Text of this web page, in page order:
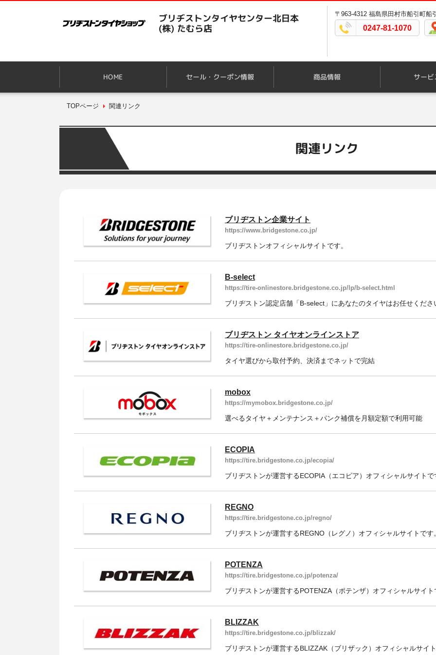
ブリヂストンタイヤセンター北日本
(株) たむら店
〒963-4312 福島県田村市船引町船
0247-81-1070
HOME セール・クーポン情報 商品情報 サー
TOPページ 関連リンク
関連リンク
ブリヂストン企業サイト
https://www.bridgestone.co.jp/
ブリヂストンオフィシャルサイトです。
B-select
https://tire-onlinestore.bridgestone.co.jp/lp/b-select.html
ブリヂストン認定店舗「B-select」にあなたのタイヤはお任せくださ
ブリヂストン タイヤオンラインストア
https://tire-onlinestore.bridgestone.co.jp/
タイヤ選びから取付予約、決済までネットで完結
mobox
https://mymobox.bridgestone.co.jp/
選べるタイヤ＋メンテナンス＋パンク補償を月額定額で利用可能
ECOPIA
https://tire.bridgestone.co.jp/ecopia/
ブリヂストンが運営するECOPIA（エコピア）オフィシャルサイトで
REGNO
https://tire.bridgestone.co.jp/regno/
ブリヂストンが運営するREGNO（レグノ）オフィシャルサイトです
POTENZA
https://tire.bridgestone.co.jp/potenza/
ブリヂストンが運営するPOTENZA（ポテンザ）オフィシャルサイト
BLIZZAK
https://tire.bridgestone.co.jp/blizzak/
ブリヂストンが運営するBLIZZAK（ブリザック）オフィシャルサイ